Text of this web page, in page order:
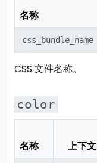
名称
css_bundle_name
CSS 文件名称。
color
名称 上下文